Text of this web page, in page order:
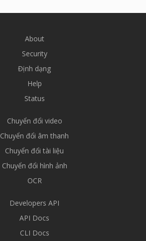
About
Security
Định dạng
Help
Status
Chuyển đổi video
Chuyển đổi âm thanh
Chuyển đổi tài liệu
Chuyển đổi hình ảnh
OCR
Developers API
API Docs
CLI Docs